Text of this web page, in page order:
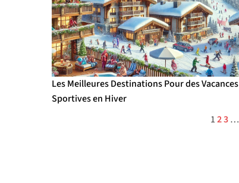
Les Meilleures Destinations Pour des Vacances
Sportives en Hiver
123 …